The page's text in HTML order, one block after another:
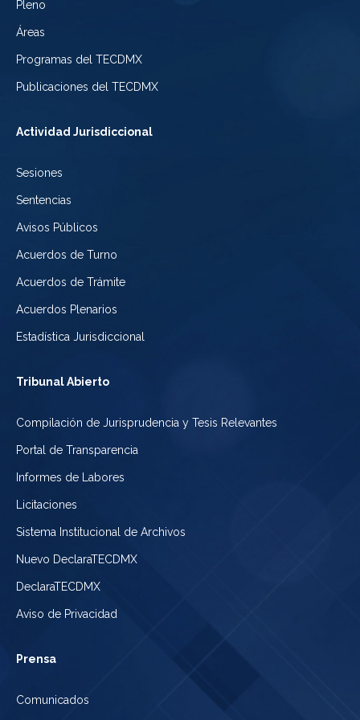
Pleno
Áreas
Programas del TECDMX
Publicaciones del TECDMX
Actividad Jurisdiccional
Sesiones
Sentencias
Avisos Públicos
Acuerdos de Turno
Acuerdos de Trámite
Acuerdos Plenarios
Estadística Jurisdiccional
Tribunal Abierto
Compilación de Jurisprudencia y Tesis Relevantes
Portal de Transparencia
Informes de Labores
Licitaciones
Sistema Institucional de Archivos
Nuevo DeclaraTECDMX
DeclaraTECDMX
Aviso de Privacidad
Prensa
Comunicados